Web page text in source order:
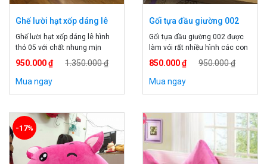
Ghế lười hạt xốp dáng lê
Ghế lười hạt xốp dáng lê hình
thỏ 05 với chất nhung mịn
màng được làm theo dáng ghế
lười hạt xốp hình quả lê. Ghế
lười hạt xốp dáng lê hình thỏ 05
lê hình thỏ-05 Ghế lười hạt xốp
cao […]
950.000 ₫
1.350.000 ₫
Mua ngay
Gối tựa đầu giường 002
Gối tựa đầu giường 002 được
làm vói rất nhiều hình các con
vật khá ngộ nghĩnh cho các bé
không những nhín thấy trên
phim hoạt hình mà bé còn
giường 002 vừa được dùng để
trang trí cho bé thêm sinh
động […]
850.000 ₫
950.000 ₫
Mua ngay
-17%